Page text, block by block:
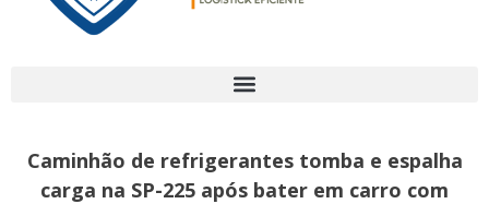
Caminhão de refrigerantes tomba e espalha
carga na SP-225 após bater em carro com